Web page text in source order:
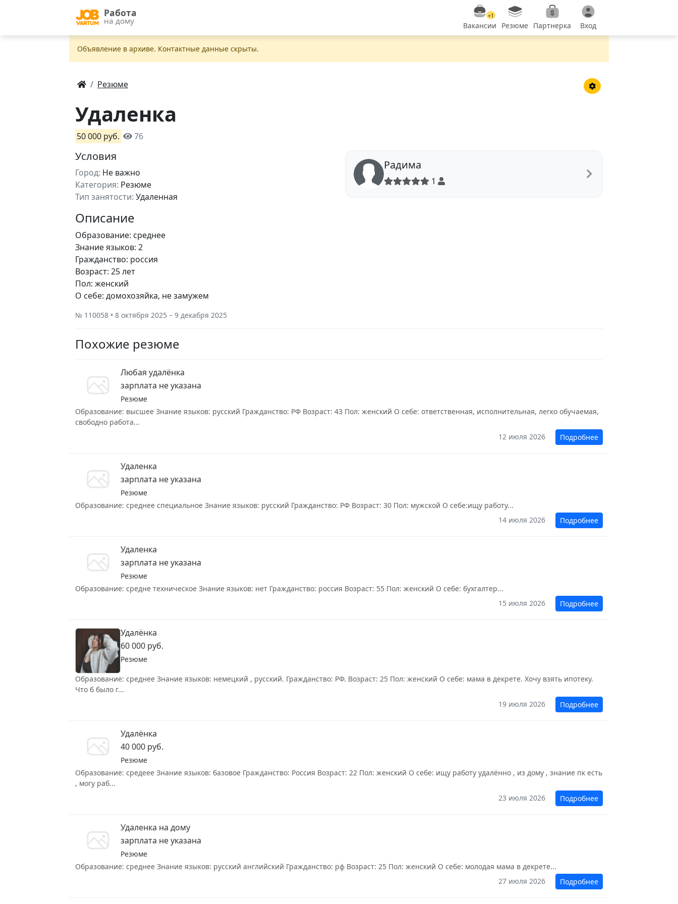
Работа
на дому
+1
Вакансии Резюме Партнерка Вход
Объявление в apxивe. Контактные данные скрыты.
Резюме
Удаленка
50 000 руб. 76
Условия
Город: Не важно
Категория: Резюме
Тип занятости: Удаленная
Радима
1
Описание
Образование: среднее
Знание языков: 2
Гражданство: россия
Возраст: 25 лет
Пол: женский
О себе: домохозяйка, не замужем
№ 110058 • 8 октября 2025 – 9 декабря 2025
Похожие резюме
Любая удалёнка
зарплата не указана
Резюме
Образование: высшее Знание языков: русский Гражданство: РФ Возраст: 43 Пол: женский О себе: ответственная, исполнительная, легко обучаемая,
свободно работа...
12 июля 2026
Подробнее
Удаленка
зарплата не указана
Резюме
Образование: среднее специальное Знание языков: русский Гражданство: РФ Возраст: 30 Пол: мужской О себе:ищу работу...
14 июля 2026
Подробнее
Удаленка
зарплата не указана
Резюме
Образование: средне техническое Знание языков: нет Гражданство: россия Возраст: 55 Пол: женский О себе: бухгалтер...
15 июля 2026
Подробнее
Удалёнка
60 000 руб.
Резюме
Образование: среднее Знание языков: немецкий , русский. Гражданство: РФ. Возраст: 25 Пол: женский О себе: мама в декрете. Хочу взять ипотеку.
Что б было г...
19 июля 2026
Подробнее
Удалёнка
40 000 руб.
Резюме
Образование: средеее Знание языков: базовое Гражданство: Россия Возраст: 22 Пол: женский О себе: ищу работу удалённо , из дому , знание пк есть
, могу раб...
23 июля 2026
Подробнее
Удаленка на дому
зарплата не указана
Резюме
Образование: среднее Знание языков: русский английский Гражданство: рф Возраст: 25 Пол: женский О себе: молодая мама в декрете...
27 июля 2026
Подробнее